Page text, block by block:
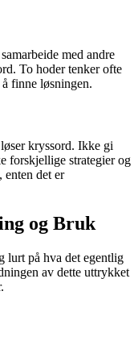
med andre
To hoder tenker ofte
finne løsningen.
kryssord. Ikke gi
forskjellige strategier og
det er
og Bruk
lurt på hva det egentlig
av dette uttrykket